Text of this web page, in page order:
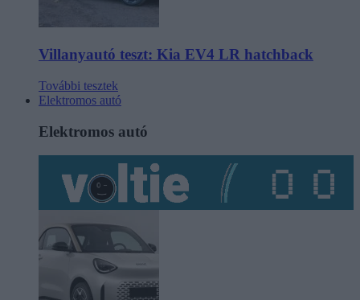
Villanyautó teszt: Kia EV4 LR hatchback
További tesztek
Elektromos autó
Elektromos autó